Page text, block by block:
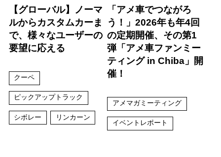
【グローバル】ノーマ
ルからカスタムカーま
で、様々なユーザーの
要望に応える
クーペ
ピックアップトラック
シボレー リンカーン
「アメ車でつながろ
う！」2026年も年4回
の定期開催、その第1
弾「アメ車ファンミー
ティング in Chiba」開
催！
アメマガミーティング
イベントレポート